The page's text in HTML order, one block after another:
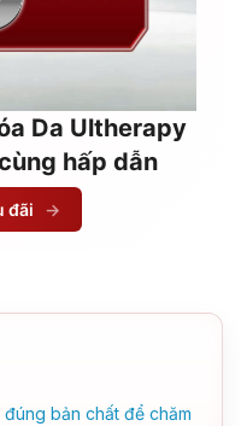
Da Ultherapy
hấp dẫn
đãi →
bản chất để chăm